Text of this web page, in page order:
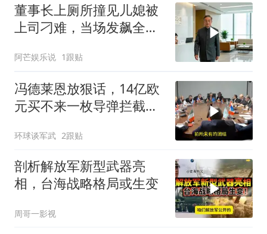
董事长上厕所撞见儿媳被
上司刁难，当场发飙全场
阿芒娱乐说 1跟贴
冯德莱恩放狠话，14亿欧
元买不来一枚导弹拦截！
环球谈军武 2跟贴
剖析解放军新型武器亮
相，台海战略格局或生变
周哥一影视